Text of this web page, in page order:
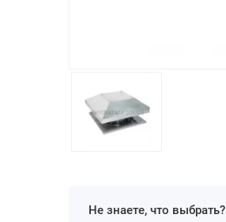
Не знаете, что выбрать?